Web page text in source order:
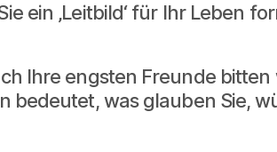
ein ‚Leitbild‘ für Ihr Leben
Ihre engsten Freunde
bedeutet, was glauben Sie,